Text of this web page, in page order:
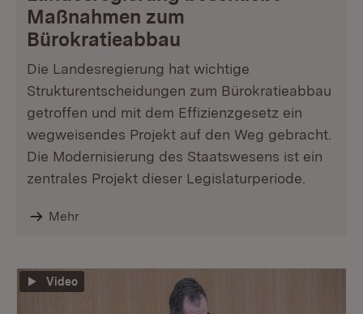
Maßnahmen zum
Bürokratieabbau
Die Landesregierung hat wichtige
Strukturentscheidungen zum Bürokratieabbau
getroffen und mit dem Effizienzgesetz ein
wegweisendes Projekt auf den Weg gebracht.
Die Modernisierung des Staatswesens ist ein
zentrales Projekt dieser Legislaturperiode.
Mehr
Video